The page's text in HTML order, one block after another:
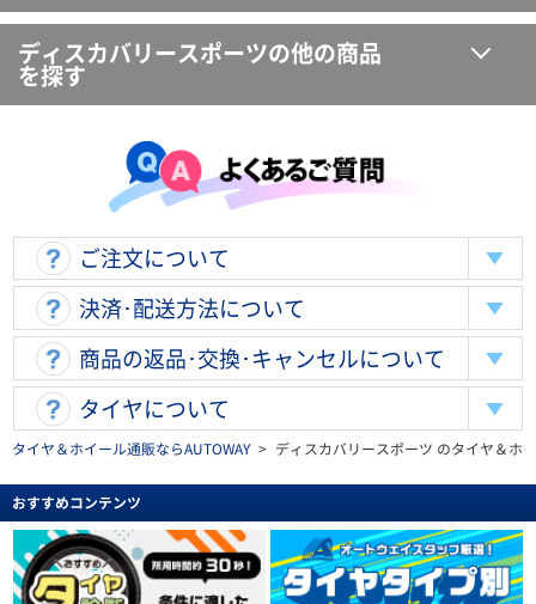
ディスカバリースポーツの他の商品
を探す
ご注文について
決済･配送方法について
商品の返品･交換･キャンセルについて
タイヤについて
タイヤ＆ホイール通販ならAUTOWAY > ディスカバリースポーツ のタイヤ＆ホ
おすすめコンテンツ